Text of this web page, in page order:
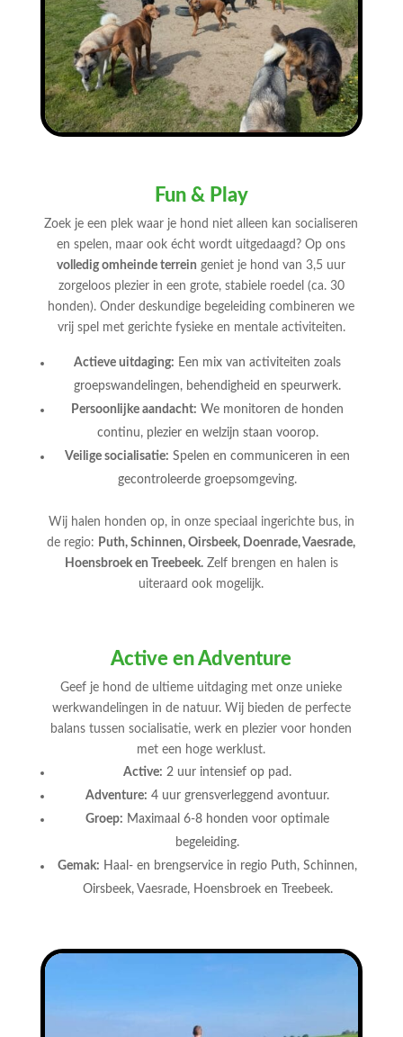
Fun & Play
Zoek je een plek waar je hond niet alleen kan socialiseren
en spelen, maar ook écht wordt uitgedaagd? Op ons
volledig omheinde terrein geniet je hond van 3,5 uur
zorgeloos plezier in een grote, stabiele roedel (ca. 30
honden). Onder deskundige begeleiding combineren we
vrij spel met gerichte fysieke en mentale activiteiten.
Actieve uitdaging: Een mix van activiteiten zoals
groepswandelingen, behendigheid en speurwerk.
Persoonlijke aandacht: We monitoren de honden
continu, plezier en welzijn staan voorop.
Veilige socialisatie: Spelen en communiceren in een
gecontroleerde groepsomgeving.
Wij halen honden op, in onze speciaal ingerichte bus, in
de regio: Puth, Schinnen, Oirsbeek, Doenrade, Vaesrade,
Hoensbroek en Treebeek.Zelf brengen en halen is
uiteraard ook mogelijk.
Active en Adventure
Geef je hond de ultieme uitdaging met onze unieke
werkwandelingen in de natuur. Wij bieden de perfecte
balans tussen socialisatie, werk en plezier voor honden
met een hoge werklust.
Active: 2 uur intensief op pad.
Adventure: 4 uur grensverleggend avontuur.
Groep: Maximaal 6-8 honden voor optimale
begeleiding.
Gemak: Haal- en brengservice in regio Puth, Schinnen,
Oirsbeek, Vaesrade, Hoensbroek en Treebeek.